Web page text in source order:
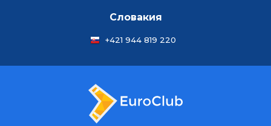
Словакия
+421 944 819 220